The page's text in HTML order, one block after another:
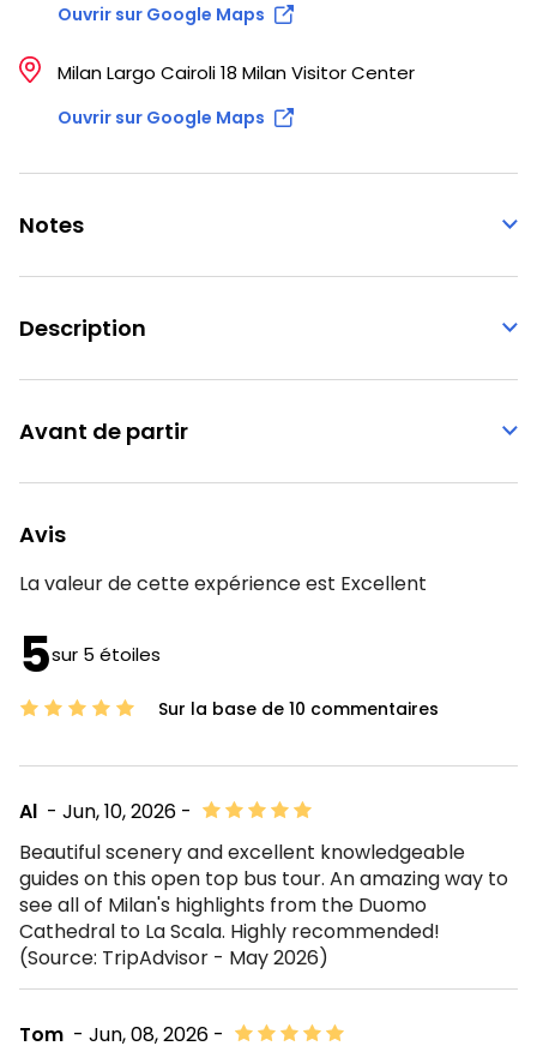
Ouvrir sur Google Maps
Milan Largo Cairoli 18 Milan Visitor Center
Ouvrir sur Google Maps
Notes
Description
Avant de partir
Avis
La valeur de cette expérience est Excellent
5sur 5 étoiles
Sur la base de 10 commentaires
- Jun, 10, 2026 -
Al
Beautiful scenery and excellent knowledgeable
guides on this open top bus tour. An amazing way to
see all of Milan's highlights from the Duomo
Cathedral to La Scala. Highly recommended!
(Source: TripAdvisor - May 2026)
- Jun, 08, 2026 -
Tom